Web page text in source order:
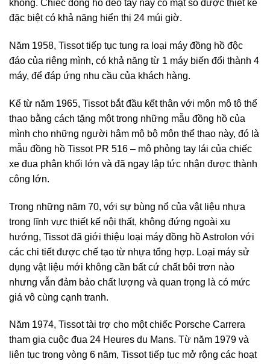
không. Chiếc đồng hồ đeo tay này có mặt số được thiết kế
đặc biệt có khả năng hiển thị 24 múi giờ.
Năm 1958, Tissot tiếp tục tung ra loại máy đồng hồ độc
đáo của riêng mình, có khả năng từ 1 máy biến đổi thành 4
máy, để đáp ứng nhu cầu của khách hàng.
Kể từ năm 1965, Tissot bắt đầu kết thân với môn mô tô thể
thao bằng cách tặng một trong những mẫu đồng hồ của
mình cho những người hâm mộ bộ môn thể thao này, đó là
mẫu đồng hồ Tissot PR 516 – mô phỏng tay lái của chiếc
xe đua phân khối lớn và đã ngay lập tức nhận được thành
công lớn.
Trong những năm 70, với sự bùng nổ của vật liệu nhựa
trong lĩnh vực thiết kế nội thất, không đứng ngoài xu
hướng, Tissot đã giới thiệu loại máy đồng hồ Astrolon với
các chi tiết được chế tạo từ nhựa tổng hợp. Loại máy sử
dụng vật liệu mới không cần bất cứ chất bôi trơn nào
nhưng vẫn đảm bảo chất lượng và quan trọng là có mức
giá vô cùng cạnh tranh.
Năm 1974, Tissot tài trợ cho một chiếc Porsche Carrera
tham gia cuộc đua 24 Heures du Mans. Từ năm 1979 và
liên tục trong vòng 6 năm, Tissot tiếp tục mở rộng các hoạt